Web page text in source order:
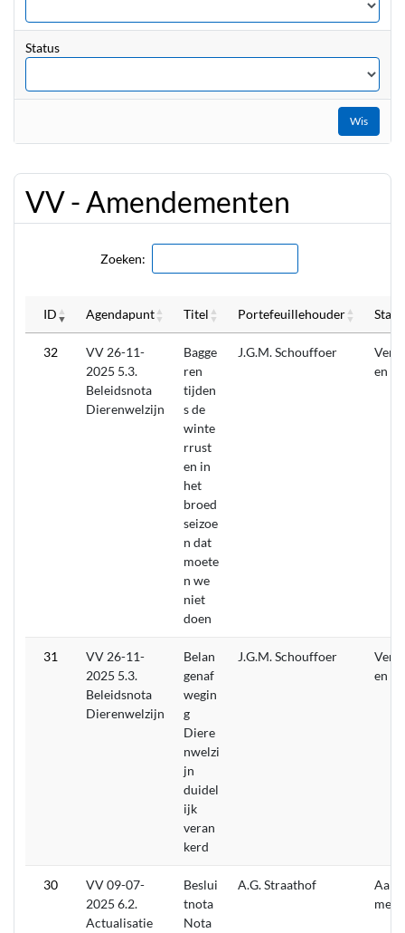
Status
Wis
VV - Amendementen
Zoeken:
ID Agendapunt Titel Portefeuillehouder
32
VV 26-11-
2025 5.3.
Beleidsnota
Dierenwelzijn
Bagge
ren
tijden
s de
winte
rrust
en in
het
broed
seizoe
n dat
moete
n we
niet
doen
J.G.M. Schouffoer
en
31
VV 26-11-
2025 5.3.
Beleidsnota
Dierenwelzijn
Belan
genaf
wegin
g
Diere
nwelzi
jn
duidel
ijk
veran
kerd
J.G.M. Schouffoer
en
30
VV 09-07-
2025 6.2.
Actualisatie
Beslui
tnota
Nota
A.G. Straathof
men